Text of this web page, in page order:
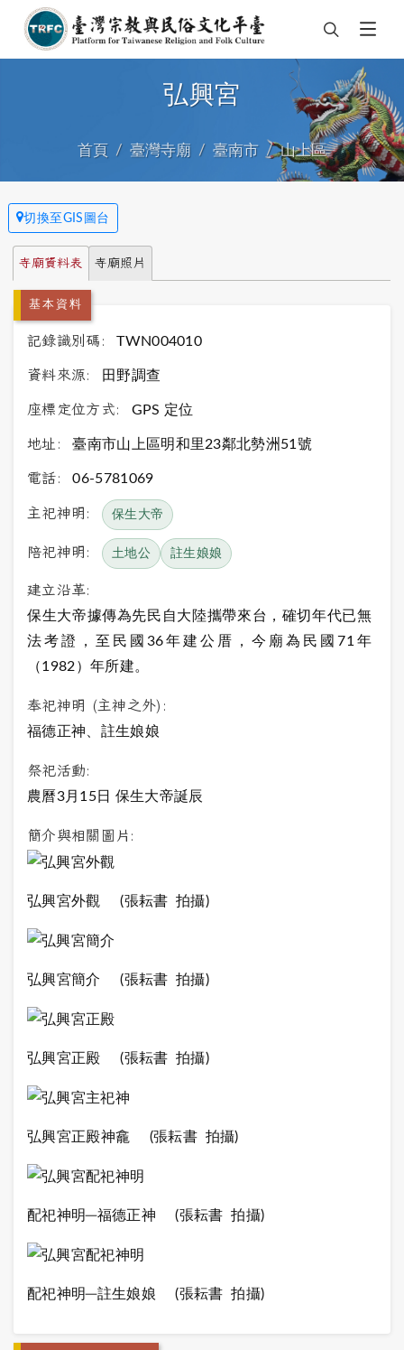
弘興宮
首頁 臺灣寺廟 臺南市 山上區
切換至GIS圖台
寺廟資料表 寺廟照片
基本資料
記錄識別碼: TWN004010
資料來源: 田野調查
座標定位方式: GPS 定位
地址: 臺南市山上區明和里23鄰北勢洲51號
電話: 06-5781069
主祀神明: 保生大帝
陪祀神明: 土地公 註生娘娘
建立沿革:
保生大帝據傳為先民自大陸攜帶來台，確切年代已無
法考證，至民國36年建公厝，今廟為民國71年
（1982）年所建。
奉祀神明 (主神之外):
福德正神、註生娘娘
祭祀活動:
農曆3月15日 保生大帝誕辰
簡介與相關圖片:
弘興宮外觀(張耘書 拍攝)
弘興宮簡介(張耘書 拍攝)
弘興宮正殿(張耘書 拍攝)
弘興宮正殿神龕 (張耘書 拍攝)
配祀神明─福德正神(張耘書 拍攝)
配祀神明─註生娘娘(張耘書 拍攝)